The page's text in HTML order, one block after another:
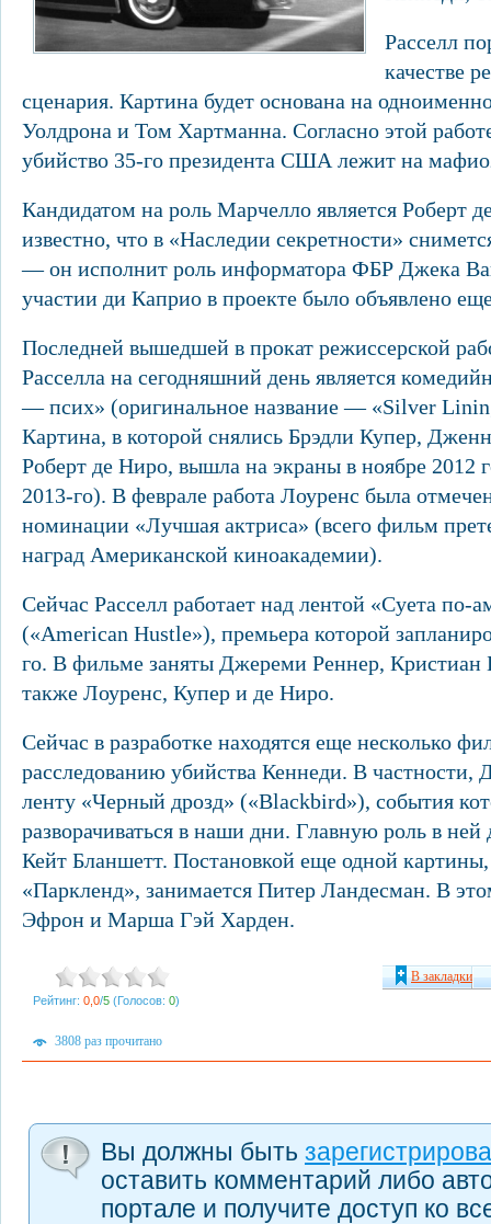
Расселл
качестве
сценария. Картина будет основана на
Уолдрона и Том Хартманна. Согласно этой
убийство 35-го президента США лежит на
Кандидатом на роль Марчелло является Роберт
известно, что в «Наследии секретности»
— он исполнит роль информатора ФБР Джека
участии ди Каприо в проекте было объявлено
Последней вышедшей в прокат режиссерской
Расселла на сегодняшний день является
— псих» (оригинальное название — «Silver
Картина, в которой снялись Брэдли Купер,
Роберт де Ниро, вышла на экраны в ноябре 2012
2013-го). В феврале работа Лоуренс была
номинации «Лучшая актриса» (всего фильм
наград Американской киноакадемии).
Сейчас Расселл работает над лентой «Суета по-
(«American Hustle»), премьера которой
го. В фильме заняты Джереми Реннер,
также Лоуренс, Купер и де Ниро.
Сейчас в разработке находятся еще несколько
расследованию убийства Кеннеди. В частности,
ленту «Черный дрозд» («Blackbird»), события
разворачиваться в наши дни. Главную роль в
Кейт Бланшетт. Постановкой еще одной
«Паркленд», занимается Питер Ландесман. В
Эфрон и Марша Гэй Харден.
Рейтинг: 0,0/5 (Голосов: 0)
В закладки
3808 раз прочитано
Вы должны быть
оставить комментарий либо
портале и получите доступ ко